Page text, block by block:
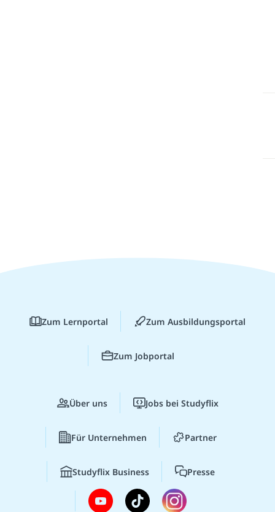
Zum Lernportal Zum Ausbildungsportal
Zum Jobportal
Über uns Jobs bei Studyflix
Für Unternehmen Partner
Studyflix Business Presse